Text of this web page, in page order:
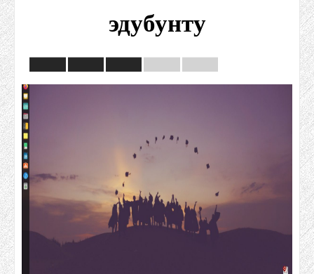
эдубунту